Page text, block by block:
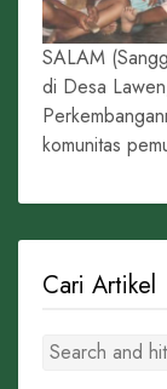
SALAM
di Desa
komunitas
Cari Artikel